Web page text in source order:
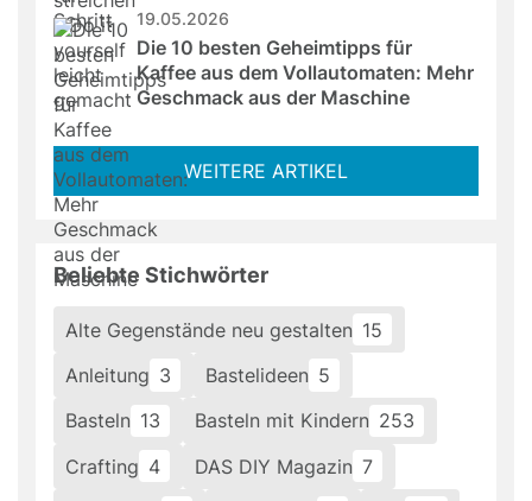
19.05.2026
Die 10 besten Geheimtipps für
Kaffee aus dem Vollautomaten: Mehr
Geschmack aus der Maschine
WEITERE ARTIKEL
Beliebte Stichwörter
Alte Gegenstände neu gestalten 15
Anleitung 3 Bastelideen 5
Basteln 13 Basteln mit Kindern 253
Crafting 4 DAS DIY Magazin 7